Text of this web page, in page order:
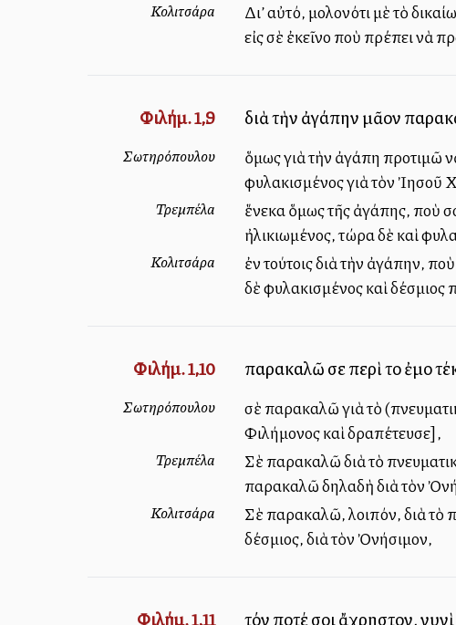
Κολιτσάρα
Δι’ αὐτό, μολονότι μὲ τὸ
εἰς σὲ ἐκεῖνο ποὺ πρέπει νὰ
Φιλήμ. 1,9 διὰ τὴν ἀγάπην μᾶλλον
Σωτηρόπουλου
ὅμως γιὰ τὴν ἀγάπη προτιμῶ
φυλακισμένος γιὰ τὸν Ἰησοῦ
Τρεμπέλα
ἕνεκα ὅμως τῆς ἀγάπης, ποὺ
ἠλικιωμένος, τώρα δὲ καὶ
Κολιτσάρα
ἐν τούτοις διὰ τὴν ἀγάπην,
δὲ φυλακισμένος καὶ
Φιλήμ. 1,10 παρακαλῶ σε περὶ τοῦ ἐμοῦ
Σωτηρόπουλου
σὲ παρακαλῶ γιὰ τὸ
Φιλήμονος καὶ δραπέτευσε],
Τρεμπέλα
Σὲ παρακαλῶ διὰ τὸ
παρακαλῶ δηλαδὴ διὰ τὸν
Κολιτσάρα
Σὲ παρακαλῶ, λοιπόν, διὰ τὸ
δέσμιος, διὰ τὸν Ὀνήσιμον,
Φιλήμ. 1,11 τόν ποτέ σοι ἄχρηστον,